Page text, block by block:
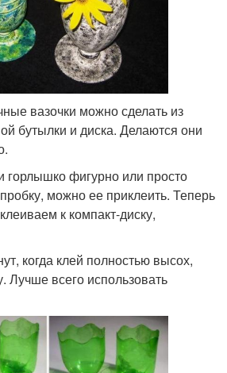
вазочки можно сделать из
бутылки и диска. Делаются они
горлышко фигурно или просто
можно ее приклеить. Теперь
к компакт-диску,
когда клей полностью высох,
Лучше всего использовать